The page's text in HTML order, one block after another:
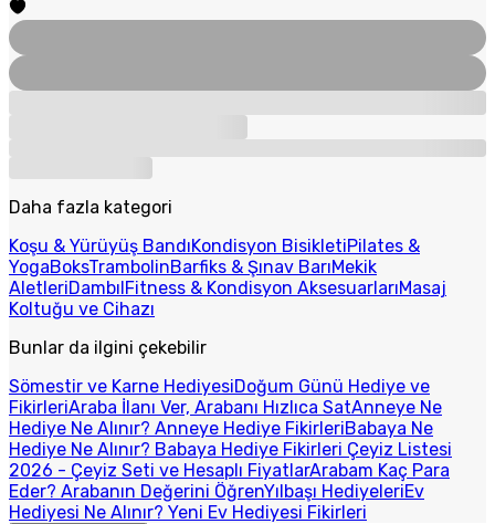
Daha fazla kategori
Koşu & Yürüyüş BandıKondisyon BisikletiPilates &
YogaBoksTrambolinBarfiks & Şınav BarıMekik
AletleriDambılFitness & Kondisyon AksesuarlarıMasaj
Koltuğu ve Cihazı
Bunlar da ilgini çekebilir
Sömestir ve Karne HediyesiDoğum Günü Hediye ve
FikirleriAraba İlanı Ver, Arabanı Hızlıca SatAnneye Ne
Hediye Ne Alınır? Anneye Hediye FikirleriBabaya Ne
Hediye Ne Alınır? Babaya Hediye Fikirleri Çeyiz Listesi
2026 - Çeyiz Seti ve Hesaplı FiyatlarArabam Kaç Para
Eder? Arabanın Değerini ÖğrenYılbaşı HediyeleriEv
Hediyesi Ne Alınır? Yeni Ev Hediyesi Fikirleri